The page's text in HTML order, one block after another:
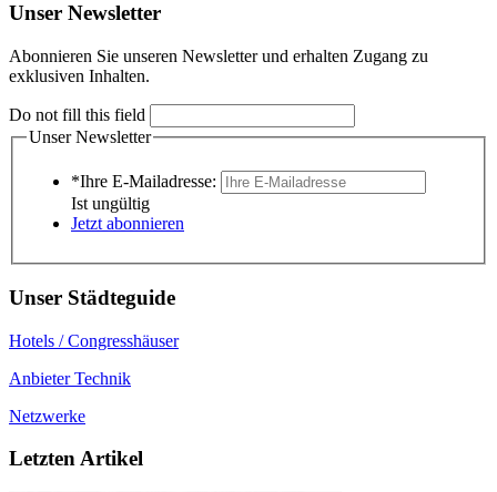
Unser Newsletter
Abonnieren Sie unseren Newsletter und erhalten Zugang zu
exklusiven Inhalten.
Do not fill this field
Unser Newsletter
*Ihre E-Mailadresse:
Ist ungültig
Jetzt abonnieren
Unser Städteguide
Hotels / Congresshäuser
Anbieter Technik
Netzwerke
Letzten Artikel